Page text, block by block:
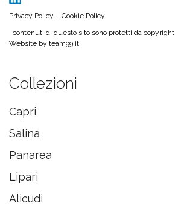
Privacy Policy – Cookie Policy
I contenuti di questo sito sono protetti da copyright
Website by team99.it
Collezioni
Capri
Salina
Panarea
Lipari
Alicudi